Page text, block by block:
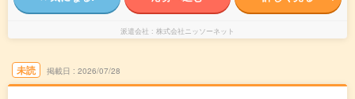
派遣会社 株式会社ニッソーネット
未読 掲載日 2026/07/28